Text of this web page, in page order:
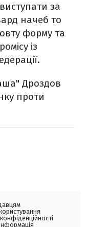
за
начеб то
форму та
із
Дроздов
проти